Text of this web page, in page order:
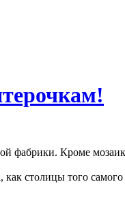
фабрики. Кроме
столицы того самого